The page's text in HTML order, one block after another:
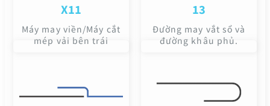
X11
Máy may viền/Máy cắt
mép vải bên trái
13
Đường may vắt sổ và
đường khâu phủ.